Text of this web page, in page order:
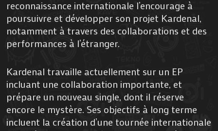
reconnaissance internationale l’encourage à
poursuivre et développer son projet Kardenal,
notamment à travers des collaborations et des
performances à l’étranger.
Kardenal travaille actuellement sur un EP
incluant une collaboration importante, et
prépare un nouveau single, dont il réserve
encore le mystère. Ses objectifs à long terme
incluent la création d’une tournée internationale